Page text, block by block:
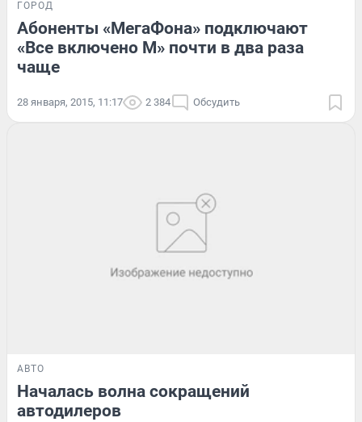
ГОРОД
Абоненты «МегаФона» подключают
«Все включено М» почти в два раза
чаще
28 января, 2015, 11:17 2 384 Обсудить
АВТО
Началась волна сокращений
автодилеров